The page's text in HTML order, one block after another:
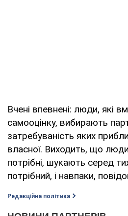
Вчені впевнені: люди, які
самооцінку, вибирають
затребуваність яких
власної. Виходить, що люди
потрібні, шукають серед
потрібний, і навпаки,
Редакційна політика